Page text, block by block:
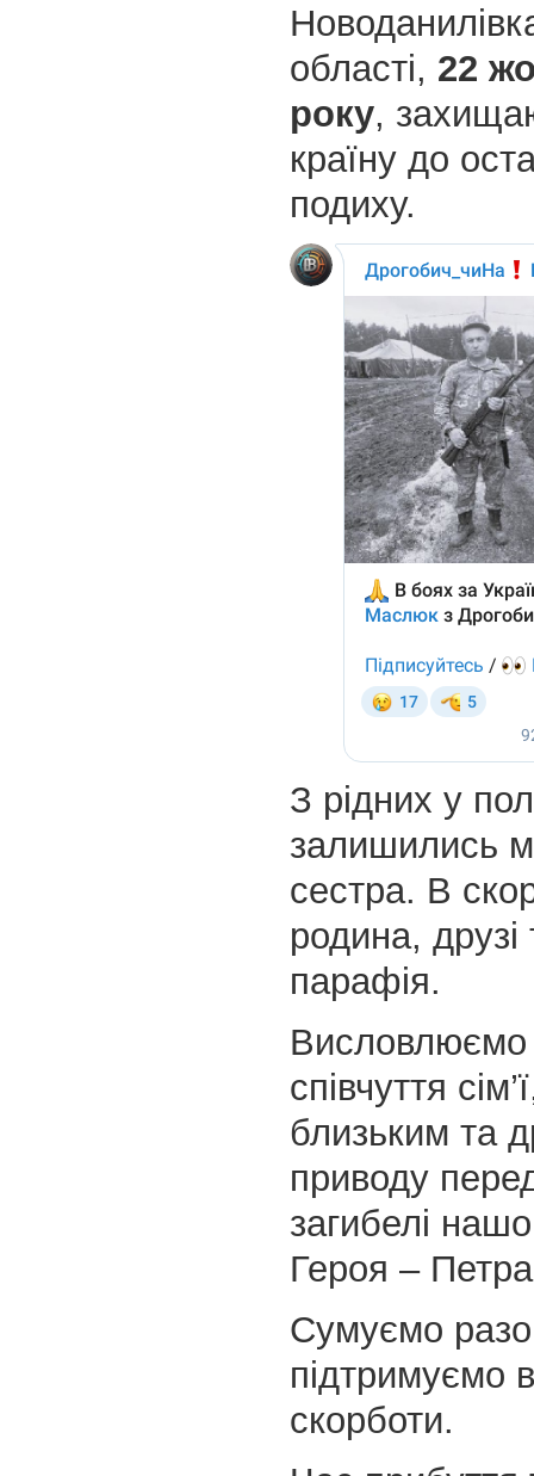
області, 22
року,
країну до
подиху.
З рідних у
залишились
сестра. В
родина, друзі
парафія.
Висловлюємо
співчуття
близьким та
приводу
загибелі
Героя –
Сумуємо
підтримуємо
скорботи.